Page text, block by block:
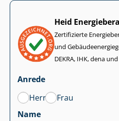
Heid
Zertifizierte
und
DEKRA, IHK, dena und
Anrede
Herr
Frau
Name